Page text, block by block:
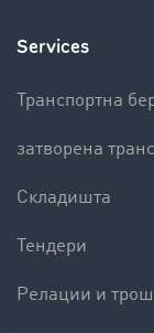
Services
Транспортна
затворена
Складишта
Тендери
Релации и